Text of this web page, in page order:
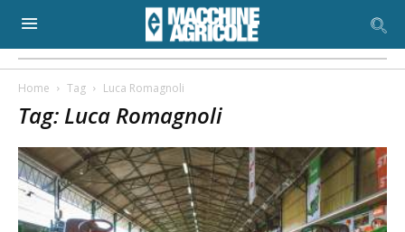
Home Tag Luca Romagnoli
Tag: Luca Romagnoli